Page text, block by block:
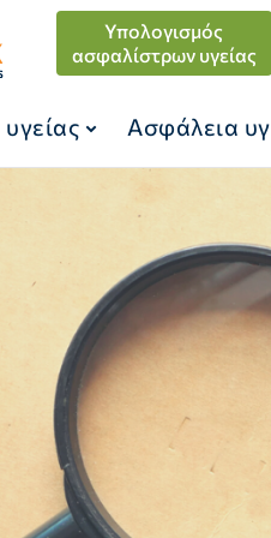
Υπολογισμός
ασφαλίστρων υγείας
Ασφάλεια